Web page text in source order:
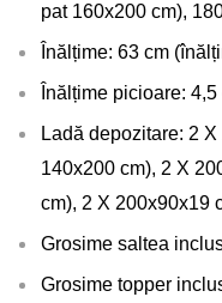
pat 160x200 cm),
Înălțime: 63 cm
Înălțime picioare: 4,5
Ladă depozitare: 2
140x200 cm), 2 X
cm), 2 X 200x90x19
Grosime saltea
Grosime topper